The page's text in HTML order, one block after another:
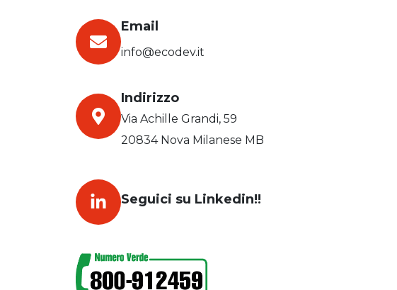
Email
info@ecodev.it
Indirizzo
Via Achille Grandi, 59
20834 Nova Milanese MB
Seguici su Linkedin!!